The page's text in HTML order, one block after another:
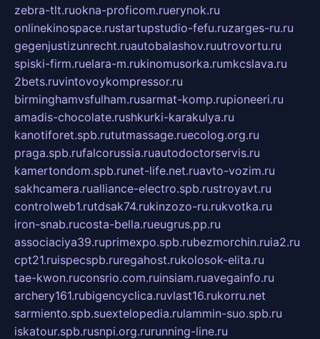
zebra-tlt.ruokna-proficom.ruerynok.ru
onlinekinospace.rustartupstudio-fefu.ruzarges-ru.ru
gegenjustizunrecht.ruautobalashov.ruutrovortu.ru
spiski-firm.ruelara-m.rukinomusorka.rumkcslava.ru
2bets.ruvintovoykompressor.ru
birminghamvsfulham.rusarmat-komp.rupioneeri.ru
amadis-chocolate.rushkurki-karakulya.ru
kanotiforet.spb.rututmassage.ruecolog.org.ru
praga.spb.rufalcorussia.ruautodoctorservis.ru
kamertondom.spb.runet-life.net.ruavto-vozim.ru
sakhcamera.rualliance-electro.spb.rustroyavt.ru
controlweb1.rutdsak74.rukinzozo-ru.rukvotka.ru
iron-snab.rucosta-bella.rueugrus.pp.ru
associaciya39.ruprimexpo.spb.rubezmorchin.ruia2.ru
cpt21.ruispecspb.ruregahost.rukolosok-elita.ru
tae-kwon.ruconsrio.com.ruinsiam.ruavegainfo.ru
archery161.rubigencyclica.ruvlast16.rukorru.net
sarmiento.spb.suextelopedia.rulammin-suo.spb.ru
iskatour.spb.rusnpi.org.rurunning-line.ru